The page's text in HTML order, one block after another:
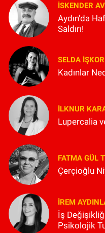
İSKENDER
Aydın'da
Saldırı!
SELDA İŞKOR
Kadınlar
İLKNUR
Lupercalia
FATMA GÜL
Çerçioğlu
İREM
İş
Psikolojik